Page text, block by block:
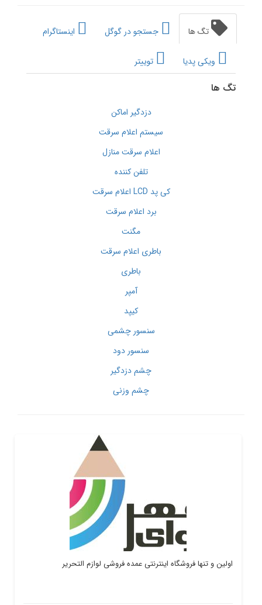
تگ ها جستجو در گوگل اینستاگرام
ویکی پدیا توییتر
تگ ها
دزدگیر اماکن
سیستم اعلام سرقت
اعلام سرقت منازل
تلفن کننده
کی پد LCD اعلام سرقت
برد اعلام سرقت
مگنت
باطری اعلام سرقت
باطری
آمپر
کیپد
سنسور چشمی
سنسور دود
چشم دزدگیر
چشم وزنی
اولین و تنها فروشگاه اینترنتی عمده فروشی لوازم التحریر